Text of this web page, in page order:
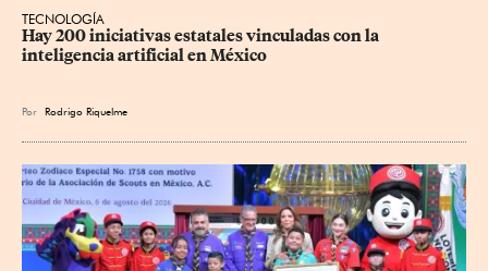
TECNOLOGÍA
Hay 200 iniciativas estatales vinculadas con la
inteligencia artificial en México
Por Rodrigo Riquelme